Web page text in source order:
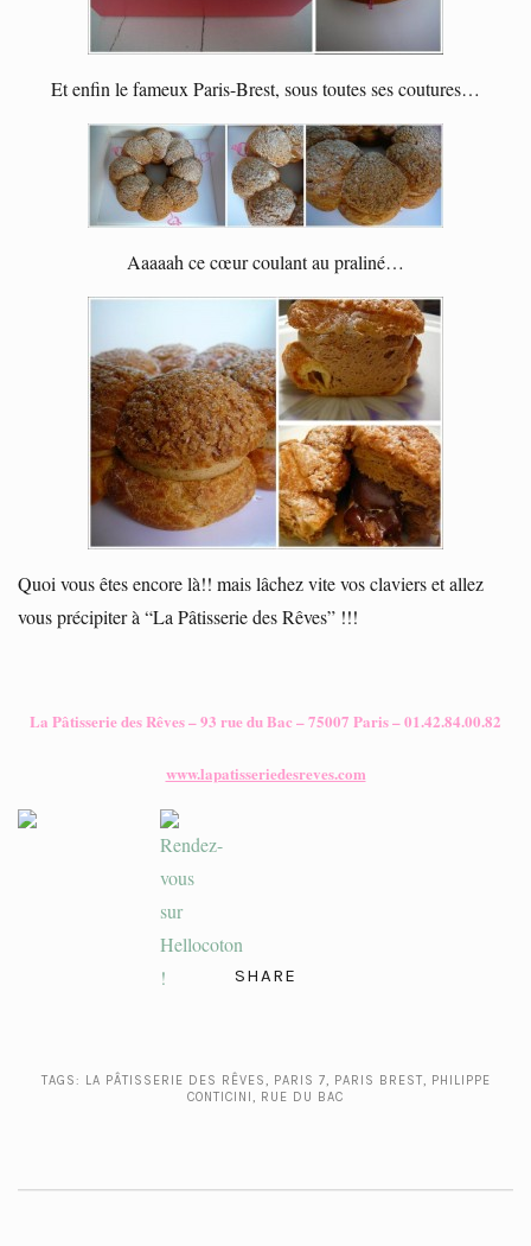
Et enfin le fameux Paris-Brest, sous toutes ses coutures…
Aaaaah ce cœur coulant au praliné…
Quoi vous êtes encore là!! mais lâchez vite vos claviers et allez
vous précipiter à “La Pâtisserie des Rêves” !!!
La Pâtisserie des Rêves – 93 rue du Bac – 75007 Paris – 01.42.84.00.82
www.lapatisseriedesreves.com
SHARE
TAGS: LA PÂTISSERIE DES RÊVES, PARIS 7, PARIS BREST, PHILIPPE
CONTICINI, RUE DU BAC